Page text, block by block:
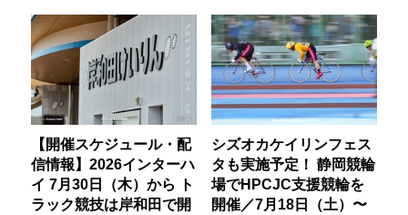
【開催スケジュール・配
信情報】2026インターハ
イ 7月30日（木）から ト
ラック競技は岸和田で開
シズオカケイリンフェス
タも実施予定！ 静岡競輪
場でHPCJC支援競輪を
開催／7月18日（土）〜